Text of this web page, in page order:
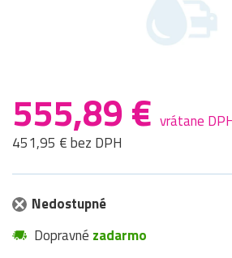
555,89 € vrátane
451,95 € bez DPH
Nedostupné
Dopravné zadarmo